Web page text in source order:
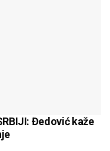
Đedović kaže